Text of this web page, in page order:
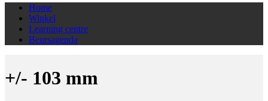
Home
Winkel
Learning centre
Beursagenda
+/- 103 mm